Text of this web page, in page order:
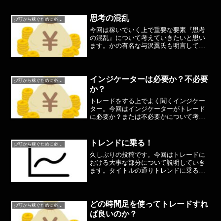
の手法を1つに絞る手法を絞ることによっ
て無駄なトレードが減...
少額から稼ぐために必要なこと 思考の混乱
今回は稼いでいく上で重要な要素『思考
の混乱』について考えていきたいと思い
ます。かの有名な与沢翼氏も明言してい
自分はドル円しかトレー...
インジケーターは必要か？不必要
か？
トレードをする上でよく聞くインジケー
ター。今回はインジケーターがトレード
に必要か？または不必要かについて考え
サポートツールのことですインジケータ
ーの中には・トレンド系 ...
少額から稼ぐために必要なこと トレンドに乗る！
久しぶりの投稿です。今回はトレードに
おける大事な部分について説明していき
ます。タイトルの通りトレンドに乗る！
も大きな流れには逆らわず...
どの時間足を使ってトレードすれ
ば良いのか？